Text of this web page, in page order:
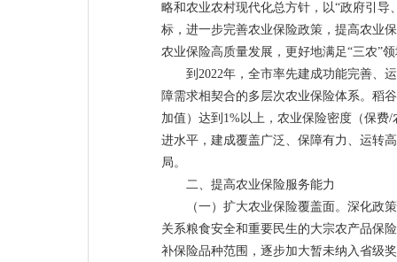
略和农业农村现代化总方针，以“政府引导
标，进一步完善农业保险政策，提高农业
农业保险高质量发展，更好地满足“三农”
到2022年，全市率先建成功能完善、
障需求相契合的多层次农业保险体系。稻
加值）达到1%以上，农业保险密度（保费
进水平，建成覆盖广泛、保障有力、运转
局。
二、提高农业保险服务能力
（一）扩大农业保险覆盖面。深化政
关系粮食安全和重要民生的大宗农产品保
补保险品种范围，逐步加大暂未纳入省级